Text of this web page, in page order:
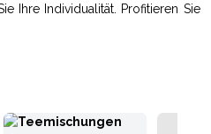
Ihre Individualität. Profitieren Sie